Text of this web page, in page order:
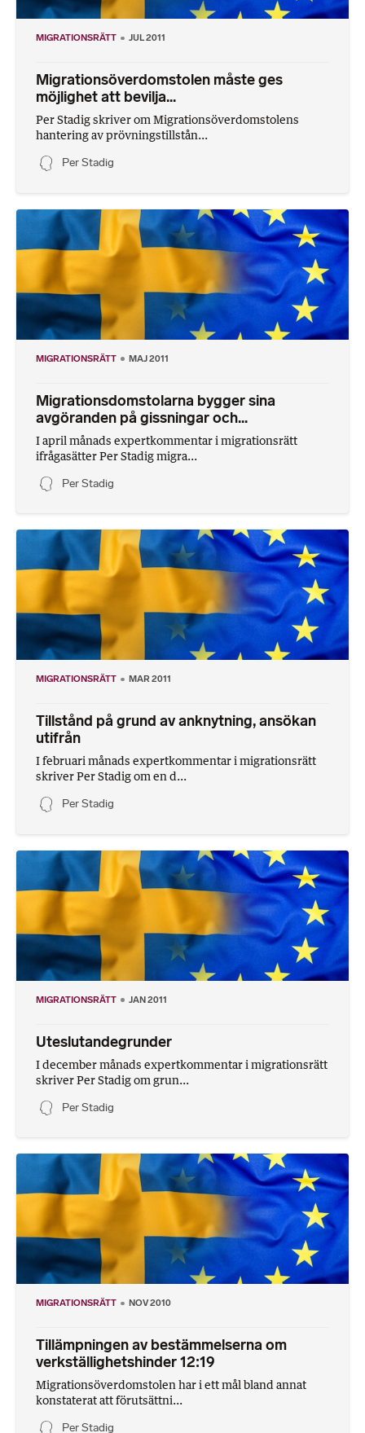
MIGRATIONSRÄTT JUL 2011
Migrationsöverdomstolen måste ges
möjlighet att bevilja...
Per Stadig skriver om Migrationsöverdomstolens
hantering av prövningstillstån...
Per Stadig
MIGRATIONSRÄTT MAJ 2011
Migrationsdomstolarna bygger sina
avgöranden på gissningar och...
I april månads expertkommentar i migrationsrätt
ifrågasätter Per Stadig migra...
Per Stadig
MIGRATIONSRÄTT MAR 2011
Tillstånd på grund av anknytning, ansökan
utifrån
I februari månads expertkommentar i migrationsrätt
skriver Per Stadig om en d...
Per Stadig
MIGRATIONSRÄTT JAN 2011
Uteslutandegrunder
I december månads expertkommentar i migrationsrätt
skriver Per Stadig om grun...
Per Stadig
MIGRATIONSRÄTT NOV 2010
Tillämpningen av bestämmelserna om
verkställighetshinder 12:19
Migrationsöverdomstolen har i ett mål bland annat
konstaterat att förutsättni...
Per Stadig